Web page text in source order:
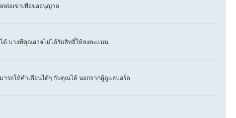
ต่อเขาเพื่อขออนุญาต
บางทีคุณอาจไม่ได้รับสิทธิ์ให้ลงคะแนน.
รถให้คำเตือนได้ๆ กับคุณได้ นอกจากผู้ดูแลบอร์ด